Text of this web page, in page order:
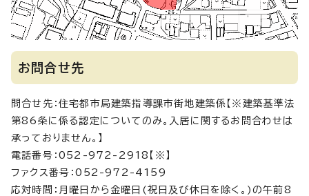
お問合せ先
問合せ先：住宅都市局建築指導課市街地建築係【※建築基準法
第86条に係る認定についてのみ。入居に関するお問合わせは
承っておりません。】
電話番号：052-972-2918【※】
ファクス番号：052-972-4159
応対時間：月曜日から金曜日(祝日及び休日を除く。)の午前8